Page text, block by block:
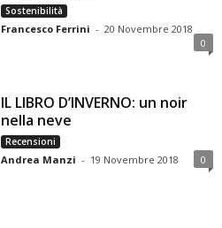
Sostenibilità
Francesco Ferrini - 20 Novembre 2018
0
IL LIBRO D’INVERNO: un noir
nella neve
Recensioni
Andrea Manzi - 19 Novembre 2018 0